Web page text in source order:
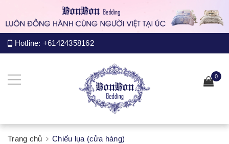
Hotline: +61424358162
0
Trang chủ Chiếu lụa (cửa hàng)